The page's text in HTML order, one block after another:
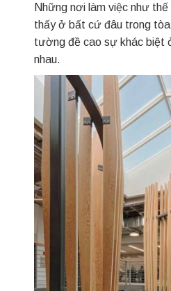
Những nơi làm việc như
thấy ở bất cứ đâu trong
tường đề cao sự khác biệt
nhau.